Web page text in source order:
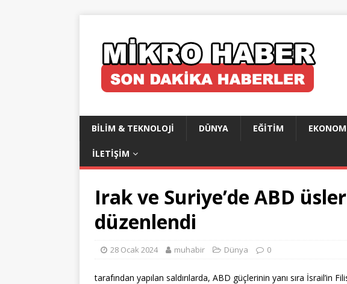
BILIM & TEKNOLOJI DÜNYA EĞITIM
İLETIŞIM
Irak ve Suriye’de ABD
düzenlendi
28 Ocak 2024 muhabir Dünya 0
tarafından yapılan saldırılarda, ABD güçlerinin yanı sıra İsrail’in